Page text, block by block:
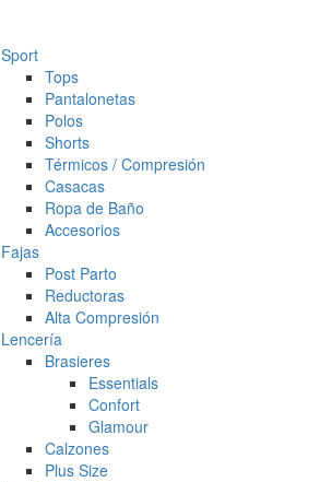
Sport
Tops
Pantalonetas
Polos
Shorts
Térmicos / Compresión
Casacas
Ropa de Baño
Accesorios
Fajas
Post Parto
Reductoras
Alta Compresión
Lencería
Brasieres
Essentials
Confort
Glamour
Calzones
Plus Size